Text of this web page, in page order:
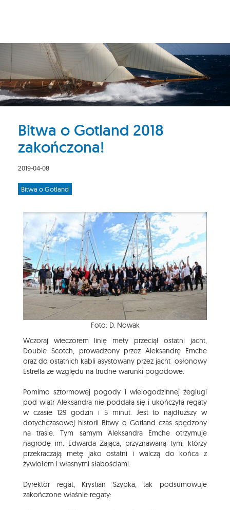
Bitwa o Gotland 2018
zakończona!
2019-04-08
Bitwa o Gotland
Foto: D. Nowak
Wczoraj wieczorem linię mety przeciął ostatni jacht,
Double Scotch, prowadzony przez Aleksandrę Emche
oraz do ostatnich kabli asystowany przez jacht osłonowy
Estrella ze względu na trudne warunki pogodowe.
Pomimo sztormowej pogody i wielogodzinnej żeglugi
pod wiatr Aleksandra nie poddała się i ukończyła regaty
w czasie 129 godzin i 5 minut. Jest to najdłuższy w
dotychczasowej historii Bitwy o Gotland czas spędzony
na trasie. Tym samym Aleksandra Emche otrzymuje
nagrodę im. Edwarda Zająca, przyznawaną tym, którzy
przekraczają metę jako ostatni i walczą do końca z
żywiołem i własnymi słabościami.
Dyrektor regat, Krystian Szypka, tak podsumowuje
zakończone właśnie regaty: